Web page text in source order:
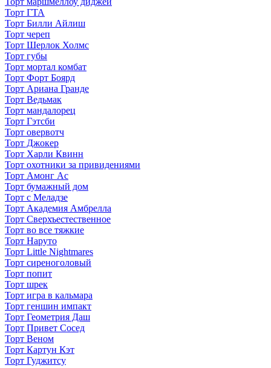
Торт ГТА
Торт Билли Айлиш
Торт череп
Торт Шерлок Холмс
Торт губы
Торт мортал комбат
Торт Форт Боярд
Торт Ариана Гранде
Торт Ведьмак
Торт мандалорец
Торт Гэтсби
Торт овервотч
Торт Джокер
Торт Харли Квинн
Торт охотники за привидениями
Торт Амонг Ас
Торт бумажный дом
Торт с Меладзе
Торт Академия Амбрелла
Торт Сверхъестественное
Торт во все тяжкие
Торт Наруто
Торт Little Nightmares
Торт сиреноголовый
Торт попит
Торт шрек
Торт игра в кальмара
Торт геншин импакт
Торт Геометрия Даш
Торт Привет Сосед
Торт Веном
Торт Картун Кэт
Торт Гуджитсу